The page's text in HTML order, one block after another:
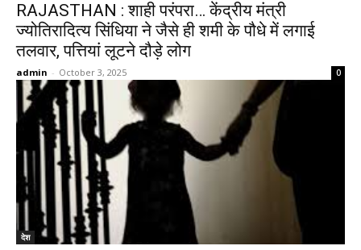
RAJASTHAN : शाही परंपरा… केंद्रीय मंत्री
ज्योतिरादित्य सिंधिया ने जैसे ही शमी के पौधे में लगाई
तलवार, पत्तियां लूटने दौड़े लोग
admin - October 3, 2025 0
देश